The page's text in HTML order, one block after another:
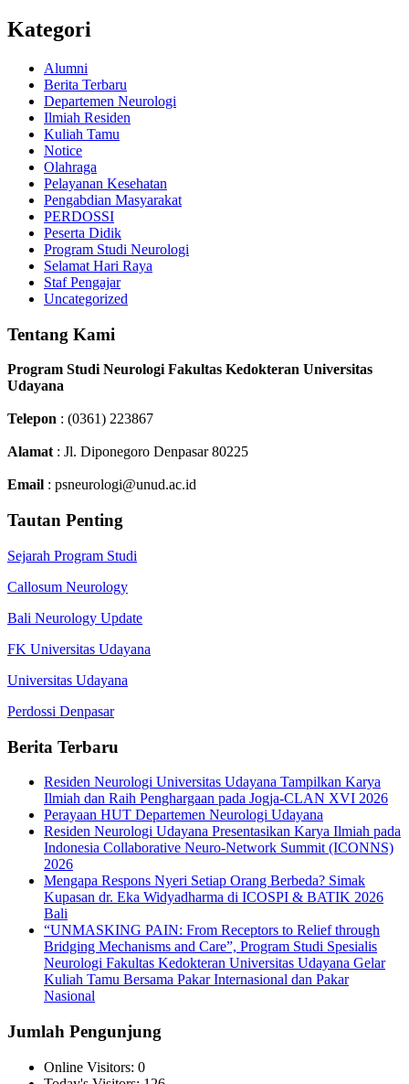
Kategori
Alumni
Berita Terbaru
Departemen Neurologi
Ilmiah Residen
Kuliah Tamu
Notice
Olahraga
Pelayanan Kesehatan
Pengabdian Masyarakat
PERDOSSI
Peserta Didik
Program Studi Neurologi
Selamat Hari Raya
Staf Pengajar
Uncategorized
Tentang Kami
Program Studi Neurologi Fakultas Kedokteran Universitas
Udayana
Telepon : (0361) 223867
Alamat : Jl. Diponegoro Denpasar 80225
Email : psneurologi@unud.ac.id
Tautan Penting
Sejarah Program Studi
Callosum Neurology
Bali Neurology Update
FK Universitas Udayana
Universitas Udayana
Perdossi Denpasar
Berita Terbaru
Residen Neurologi Universitas Udayana Tampilkan Karya
Ilmiah dan Raih Penghargaan pada Jogja-CLAN XVI 2026
Perayaan HUT Departemen Neurologi Udayana
Residen Neurologi Udayana Presentasikan Karya Ilmiah pada
Indonesia Collaborative Neuro-Network Summit (ICONNS)
2026
Mengapa Respons Nyeri Setiap Orang Berbeda? Simak
Kupasan dr. Eka Widyadharma di ICOSPI & BATIK 2026
Bali
“UNMASKING PAIN: From Receptors to Relief through
Bridging Mechanisms and Care”, Program Studi Spesialis
Neurologi Fakultas Kedokteran Universitas Udayana Gelar
Kuliah Tamu Bersama Pakar Internasional dan Pakar
Nasional
Jumlah Pengunjung
Online Visitors: 0